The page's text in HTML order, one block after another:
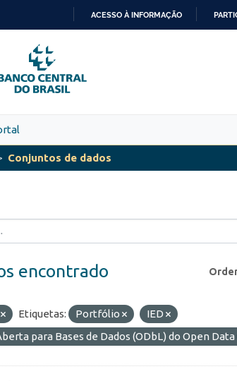
PARA
O
CONTEÚDO
ACESSO À INFORMAÇÃO
Conjuntos de dados
encontrado
Etiquetas: Portfólio
IED
para Bases de Dados (ODbL) do Open